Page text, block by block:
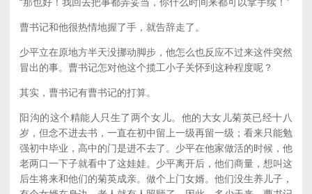
曹书记和他很热情地握了手，就告辞走了。
少平立在原地方半天没挪动脚步，他怎么也反应不过来这件突然
冒出的事。曹书记怎对他这个揽工小子关怀到这种程度呢？
其实，曹书记有曹书记的打算。
阳沟的这个精能人只生了两个女儿。他的大女儿菊英已经十八
岁，但念不进去书，一直在初中留上一级再留一级；看来只能勉
强初中毕业，高中的门是进不去了。少平在他家做活的时候，他
老两口一下子就看中了这娃娃。少平离开后，他们商量，想叫这
后生将来和他们的菊英成亲。做个上门女婿。他们没生养儿子，